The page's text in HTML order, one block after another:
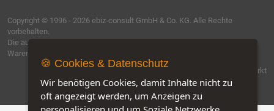
Copyright © 1996 - 2026 ebiz-consult GmbH & Co. KG . Alle Rechte
vorbehalten.
Die auf dieser Seite verwendeten Produktbezeichnungen, Namen und
Warenzeichen sind Eigentum der jeweiligen Firmen.
Software by IQ-Markt
🍪 Cookies & Datenschutz
Wir benötigen Cookies, damit Inhalte nicht zu
oft angezeigt werden, um Anzeigen zu